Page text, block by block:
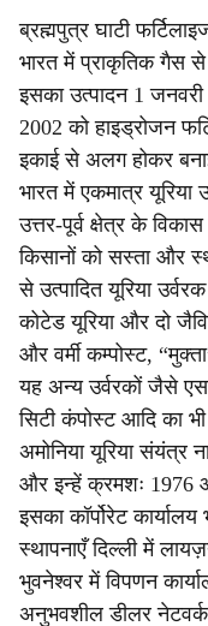
ब्रह्मपुत्र घाटी
भारत में प्राकृतिक गैस
इसका उत्पादन 1
2002 को हाइड्रोजन
इकाई से अलग होकर
भारत में एकमात्र
उत्तर-पूर्व क्षेत्र के
किसानों को सस्ता और
से उत्पादित यूरिया
कोटेड यूरिया और दो
और वर्मी कम्पोस्ट,
यह अन्य उर्वरकों जैसे
सिटी कंपोस्ट आदि का
अमोनिया यूरिया संयंत्र
और इन्हें क्रमशः 1976
इसका कॉर्पोरेट
स्थापनाएँ दिल्ली में
भुवनेश्वर में विपणन
अनुभवशील डीलर